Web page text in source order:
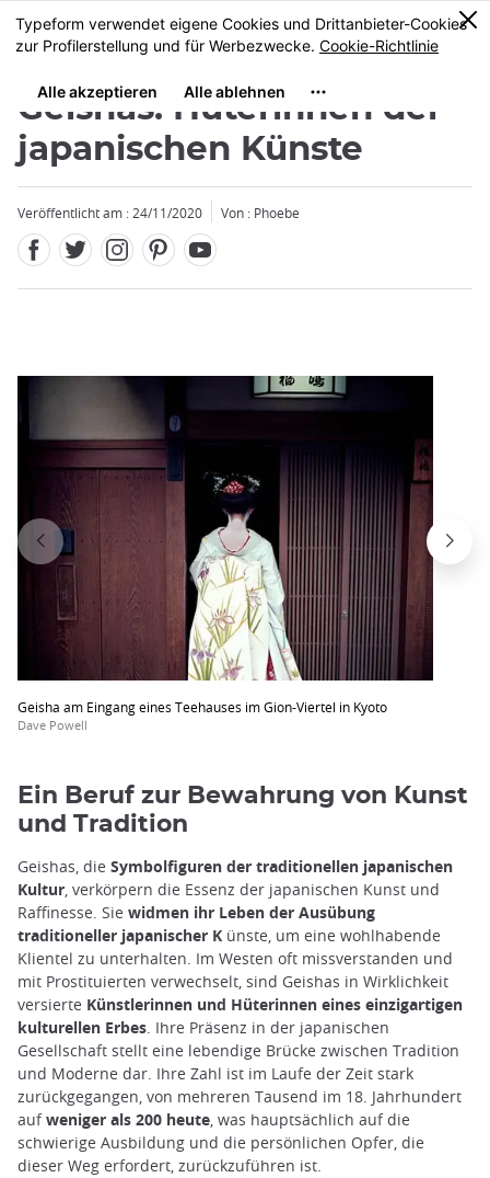
Größe
MENU
0
Geishas: Hüterinnen der
japanischen Künste
Veröffentlicht am : 24/11/2020 Von : Phoebe
Geisha am Eingang eines Teehauses im Gion-Viertel in Kyoto
Dave Powell
Schließen
Ein Beruf zur Bewahrung von Kunst
und Tradition
Geishas, die Symbolfiguren der traditionellen japanischen
Kultur, verkörpern die Essenz der japanischen Kunst und
Raffinesse. Sie widmen ihr Leben der Ausübung
traditioneller japanischer K ünste, um eine wohlhabende
Klientel zu unterhalten. Im Westen oft missverstanden und
mit Prostituierten verwechselt, sind Geishas in Wirklichkeit
versierte Künstlerinnen und Hüterinnen eines einzigartigen
kulturellen Erbes. Ihre Präsenz in der japanischen
Gesellschaft stellt eine lebendige Brücke zwischen Tradition
und Moderne dar. Ihre Zahl ist im Laufe der Zeit stark
zurückgegangen, von mehreren Tausend im 18. Jahrhundert
aufweniger als 200 heute, was hauptsächlich auf die
schwierige Ausbildung und die persönlichen Opfer, die
dieser Weg erfordert, zurückzuführen ist.
Schließen